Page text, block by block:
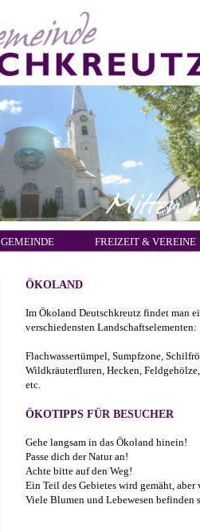
GEMEINDE FREIZEIT & VEREINE
ÖKOLAND
Im Ökoland Deutschkreutz findet man
verschiedensten Landschaftselementen:
Flachwassertümpel, Sumpfzone,
Wildkräuterfluren, Hecken,
etc.
ÖKOTIPPS FÜR BESUCHER
Gehe langsam in das Ökoland hinein!
Passe dich der Natur an!
Achte bitte auf den Weg!
Ein Teil des Gebietes wird gemäht,
Viele Blumen und Lebewesen befinden